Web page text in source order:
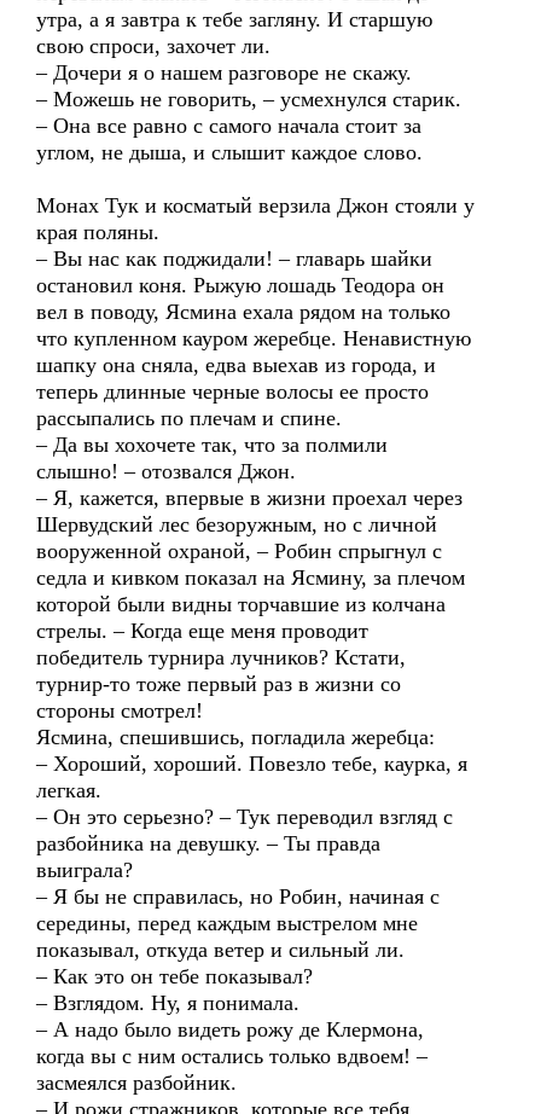
утра, а я завтра к тебе загляну. И старшую
свою спроси, захочет ли.
– Дочери я о нашем разговоре не скажу.
– Можешь не говорить, – усмехнулся старик.
– Она все равно с самого начала стоит за
углом, не дыша, и слышит каждое слово.
Монах Тук и косматый верзила Джон стояли у
края поляны.
– Вы нас как поджидали! – главарь шайки
остановил коня. Рыжую лошадь Теодора он
вел в поводу, Ясмина ехала рядом на только
что купленном кауром жеребце. Ненавистную
шапку она сняла, едва выехав из города, и
теперь длинные черные волосы ее просто
рассыпались по плечам и спине.
– Да вы хохочете так, что за полмили
слышно! – отозвался Джон.
– Я, кажется, впервые в жизни проехал через
Шервудский лес безоружным, но с личной
вооруженной охраной, – Робин спрыгнул с
седла и кивком показал на Ясмину, за плечом
которой были видны торчавшие из колчана
стрелы. – Когда еще меня проводит
победитель турнира лучников? Кстати,
турнир-то тоже первый раз в жизни со
стороны смотрел!
Ясмина, спешившись, погладила жеребца:
– Хороший, хороший. Повезло тебе, каурка, я
легкая.
– Он это серьезно? – Тук переводил взгляд с
разбойника на девушку. – Ты правда
выиграла?
– Я бы не справилась, но Робин, начиная с
середины, перед каждым выстрелом мне
показывал, откуда ветер и сильный ли.
– Как это он тебе показывал?
– Взглядом. Ну, я понимала.
– А надо было видеть рожу де Клермона,
когда вы с ним остались только вдвоем! –
засмеялся разбойник.
– И рожи стражников, которые все тебя